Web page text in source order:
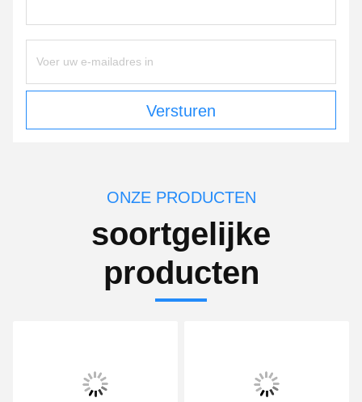
Versturen
ONZE PRODUCTEN
soortgelijke
producten